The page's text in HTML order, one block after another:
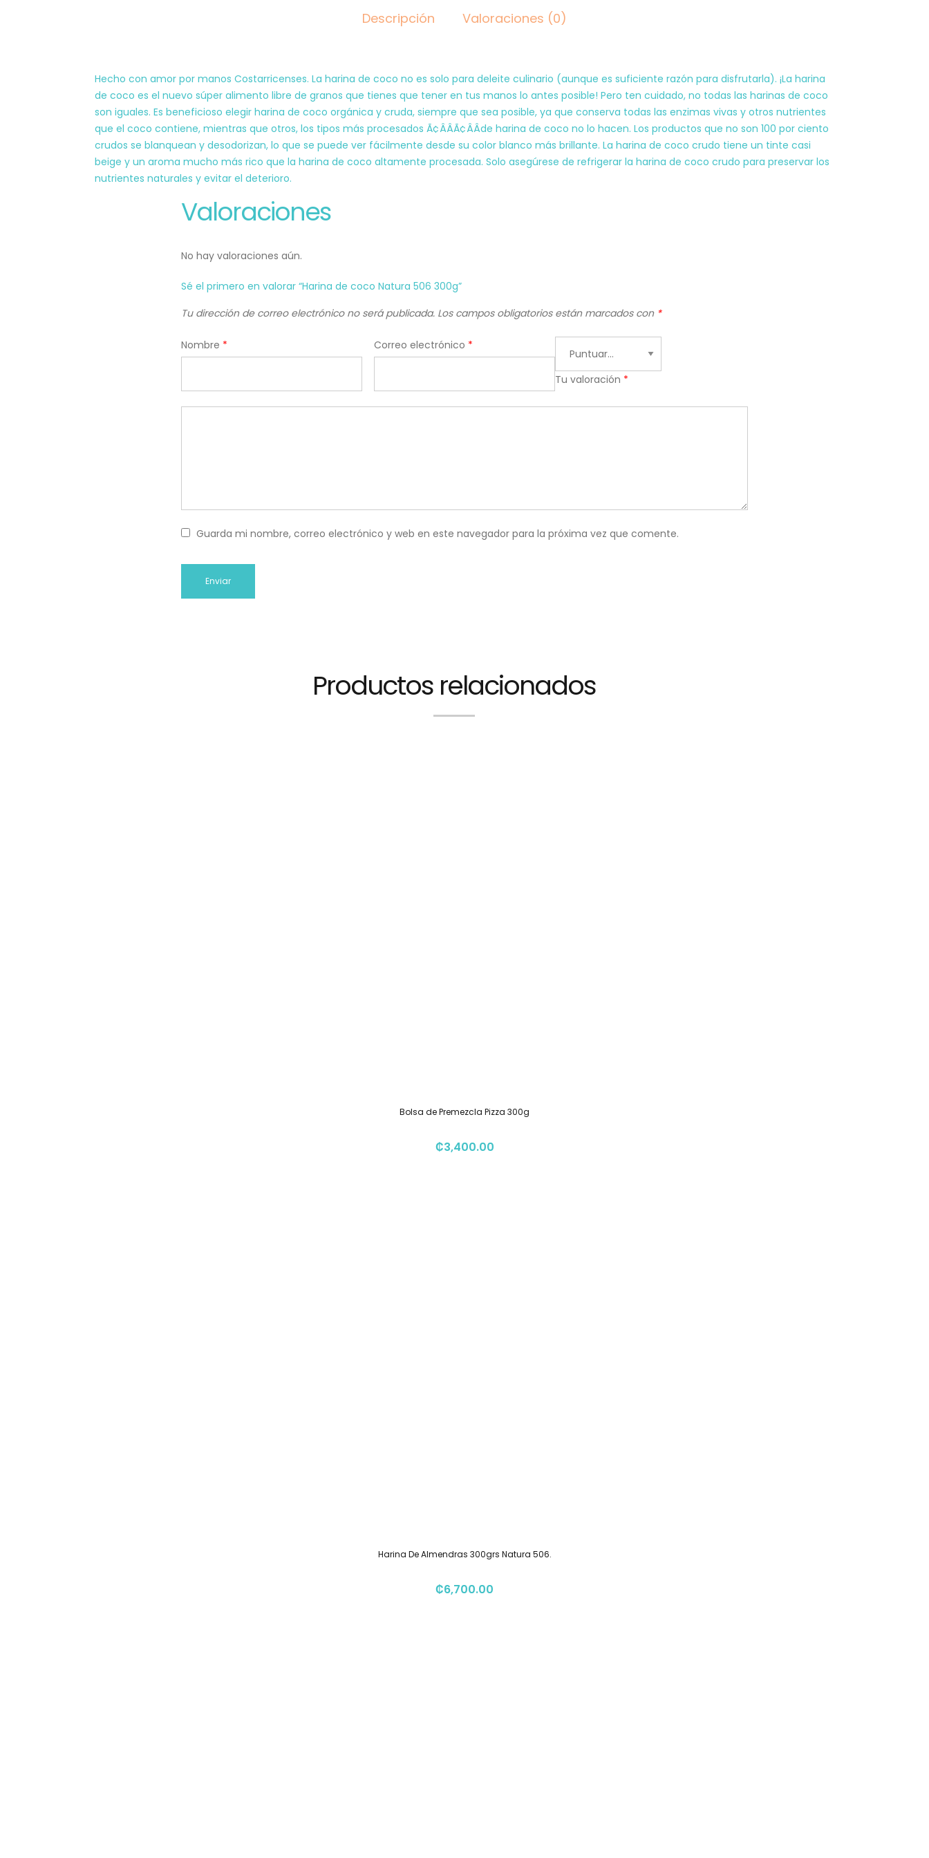
Descripción Valoraciones (0)
Hecho con amor por manos Costarricenses. La harina de coco no es solo para deleite culinario (aunque es suficiente razón para disfrutarla). ¡La harina
de coco es el nuevo súper alimento libre de granos que tienes que tener en tus manos lo antes posible! Pero ten cuidado, no todas las harinas de coco
son iguales. Es beneficioso elegir harina de coco orgánica y cruda, siempre que sea posible, ya que conserva todas las enzimas vivas y otros nutrientes
que el coco contiene, mientras que otros, los tipos más procesados Ã¢ÂÂÃ¢ÂÂde harina de coco no lo hacen. Los productos que no son 100 por ciento
crudos se blanquean y desodorizan, lo que se puede ver fácilmente desde su color blanco más brillante. La harina de coco crudo tiene un tinte casi
beige y un aroma mucho más rico que la harina de coco altamente procesada. Solo asegúrese de refrigerar la harina de coco crudo para preservar los
nutrientes naturales y evitar el deterioro.
Valoraciones
No hay valoraciones aún.
Sé el primero en valorar “Harina de coco Natura 506 300g”
Tu dirección de correo electrónico no será publicada. Los campos obligatorios están marcados con *
Nombre * Correo electrónico *
Tu valoración *
Guarda mi nombre, correo electrónico y web en este navegador para la próxima vez que comente.
Productos relacionados
Bolsa de Premezcla Pizza 300g
₡3,400.00
Harina De Almendras 300grs Natura 506.
₡6,700.00